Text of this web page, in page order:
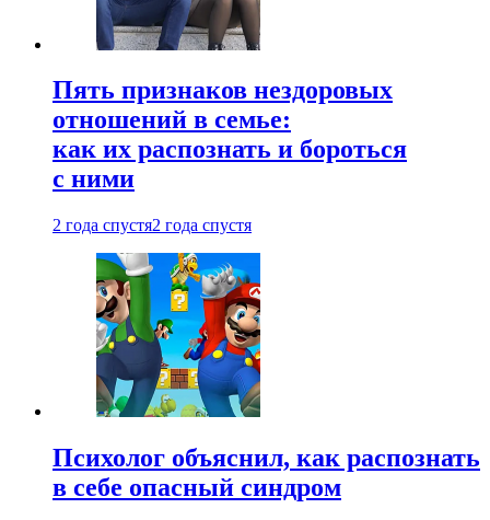
Пять признаков нездоровых
отношений в семье:
как их распознать и бороться
с ними
2 года спустя2 года спустя
Психолог объяснил, как распознать
в себе опасный синдром